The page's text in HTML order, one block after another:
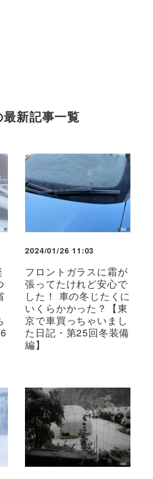
新記事一覧
2024/01/26 11:03
フロントガラスに霜が
張ってたけれど安心で
した！ 車の冬じたくに
いくらかかった？【東
京で車買っちゃいまし
た日記・第25回冬装備
編】